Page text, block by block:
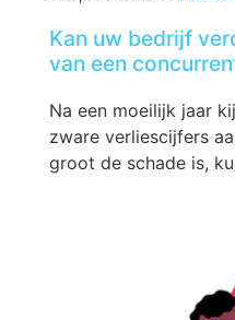
Kan uw bedrijf
van een
Na een moeilijk jaar
zware verliescijfers
groot de schade is,